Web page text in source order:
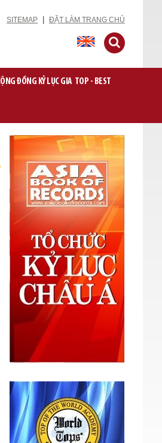
SITEMAP ĐẶT LÀM TRANG CHỦ
ĐỒNG KỶ LỤC GIA TOP - BEST